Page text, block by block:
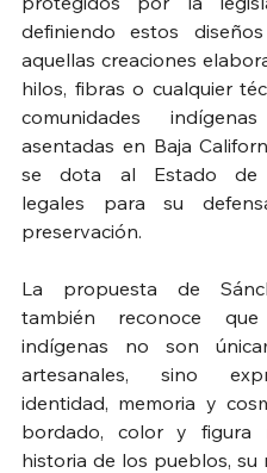
definiendo estos
aquellas creaciones
hilos, fibras o cualquier
comunidades
asentadas en Baja
se dota al Estado de
legales para su
preservación.
La propuesta de
también reconoce
indígenas no son
artesanales, sino
identidad, memoria y
bordado, color y figura
historia de los pueblos, su